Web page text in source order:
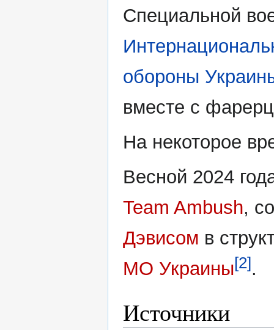
Специальной
обороны
вместе с
На некоторое
Весной 2024
Team Ambush,
Дэвисом в
МО Украины[2].
Источники